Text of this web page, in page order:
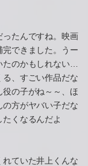
ったんですね。映画
できました。うー
のかもしれない…
、すごい作品だな
の子がね～～、ほ
方がヤバい子だな
くなるんだよ
ていた井上くんな